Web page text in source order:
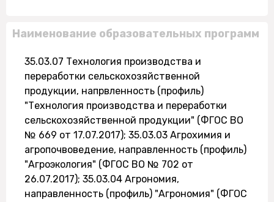
Наименование образовательных программ
35.03.07 Технология производства и
переработки сельскохозяйственной
продукции, напрвленность (профиль)
"Технология производства и переработки
сельскохозяйственной продукции" (ФГОС ВО
№ 669 от 17.07.2017); 35.03.03 Агрохимия и
агропочвоведение, направленность (профиль)
"Агроэкология" (ФГОС ВО № 702 от
26.07.2017); 35.03.04 Агрономия,
направленность (профиль) "Агрономия" (ФГОС